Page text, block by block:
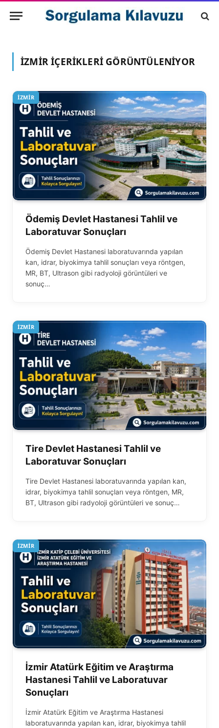
İZMIRİÇERIKLERI GÖRÜNTÜLENIYOR
İZMIR
Ödemiş Devlet Hastanesi Tahlil ve
Laboratuvar Sonuçları
Ödemiş Devlet Hastanesi laboratuvarında yapılan
kan, idrar, biyokimya tahlil sonuçları veya röntgen,
MR, BT, Ultrason gibi radyoloji görüntüleri ve
sonuç…
İZMIR
Tire Devlet Hastanesi Tahlil ve
Laboratuvar Sonuçları
Tire Devlet Hastanesi laboratuvarında yapılan kan,
idrar, biyokimya tahlil sonuçları veya röntgen, MR,
BT, Ultrason gibi radyoloji görüntüleri ve sonuç…
İZMIR
İzmir Atatürk Eğitim ve Araştırma
Hastanesi Tahlil ve Laboratuvar
Sonuçları
İzmir Atatürk Eğitim ve Araştırma Hastanesi
laboratuvarında yapılan kan, idrar, biyokimya tahlil